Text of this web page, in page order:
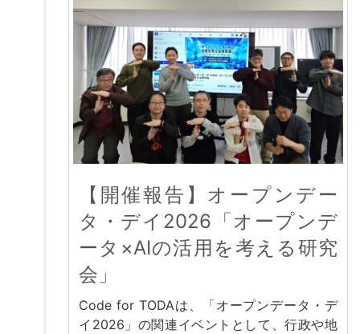
【開催報告】オープンデー
タ・デイ2026「オープンデ
ータ×AIの活用を考える研究
会」
Code for TODAは、「オープンデータ・デ
イ2026」の関連イベントとして、行政や地